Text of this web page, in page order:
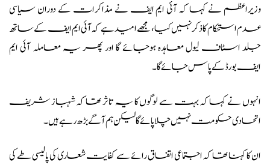
وزیراعظم نے کہا کہ آئی ایم ایف نے مذاکرات کے دوران سیاسی
عدم استحکام کا ذکر نہیں کیا، مجھے امید ہے کہ آئی ایم ایف کے ساتھ
جلد اسٹاف لیول معاہدہ ہوجائے گا اور پھر یہ معاملہ آئی ایم
ایف بورڈ کے پاس جائے گا۔
انہوں نے کہا کہ بہت سے لوگوں کا یہ تاثر تھا کہ شہباز شریف
اتحادی حکومت نہیں چلا پائے گا لیکن ہم آگے بڑھ رہے ہیں۔
ان کا کہنا تھا کہ اجتماعی اتفاق رائے سے کفایت شعاری کی پالیسی طے کی